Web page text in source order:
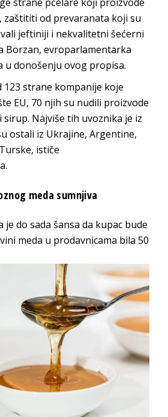
zaštititi od prevaranata koji su
jeftiniji i nekvalitetni šećerni
Borzan, evroparlamentarka
u donošenju ovog propisa.
123 strane kompanije koje
EU, 70 njih su nudili proizvode
sirup. Najviše tih uvoznika je iz
ostali iz Ukrajine, Argentine,
ističe
meda sumnjiva
je do sada šansa da kupac bude
meda u prodavnicama bila 50